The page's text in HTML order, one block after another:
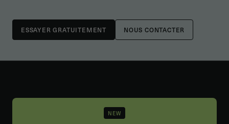
NOUS CONTACTER
NEW